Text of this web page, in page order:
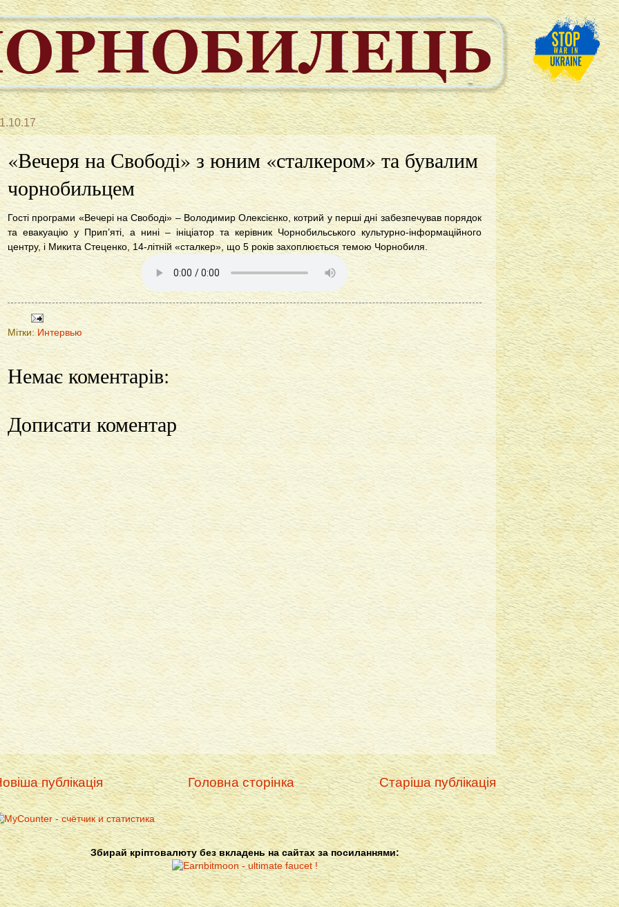
«Вечеря на Свободі» з юним «сталкером» та бувалим
чорнобильцем
Гості програми «Вечері на Свободі» – Володимир Олексієнко, котрий у перші дні забезпечував порядок
та евакуацію у Прип’яті, а нині – ініціатор та керівник Чорнобильського культурно-інформаційного
центру, і Микита Стеценко, 14-літній «сталкер», що 5 років захоплюється темою Чорнобиля.
Мітки: Интервью
Немає коментарів:
Дописати коментар
публікація Старіша публікація
Головна сторінка
Збирай кріптовалюту без вкладень на сайтах за посиланнями: